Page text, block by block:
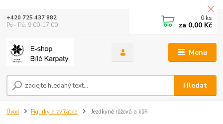
Menu
Hledat
+420 725 437 882
Po - Pá: 9:00-17:00
0 ks
za 0,00 Kč
Úvod Figurky a zvířátka Jezdkyně růžová a kůň